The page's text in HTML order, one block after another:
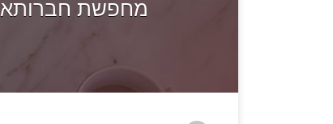
מחפשת חברותא